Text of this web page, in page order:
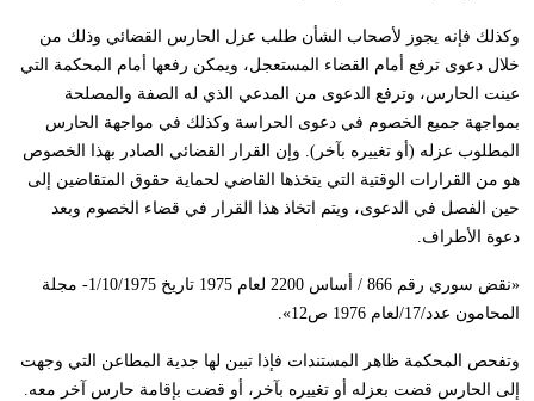
وكذلك فإنه يجوز لأصحاب الشأن طلب عزل الحارس القضائي وذلك من
خلال دعوى ترفع أمام القضاء المستعجل، ويمكن رفعها أمام المحكمة التي
عينت الحارس، وترفع الدعوى من المدعي الذي له الصفة والمصلحة
بمواجهة جميع الخصوم في دعوى الحراسة وكذلك في مواجهة الحارس
المطلوب عزله (أو تغييره بآخر). وإن القرار القضائي الصادر بهذا الخصوص
هو من القرارات الوقتية التي يتخذها القاضي لحماية حقوق المتقاضين إلى
حين الفصل في الدعوى، ويتم اتخاذ هذا القرار في قضاء الخصوم وبعد
دعوة الأطراف.
«نقض سوري رقم 866 / أساس 2200 لعام 1975 تاريخ 1/10/1975- مجلة
المحامون عدد/17/لعام 1976 ص12».
وتفحص المحكمة ظاهر المستندات فإذا تبين لها جدية المطاعن التي وجهت
إلى الحارس قضت بعزله أو تغييره بآخر، أو قضت بإقامة حارس آخر معه.